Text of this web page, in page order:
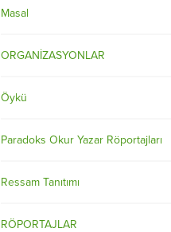
Masal
ORGANİZASYONLAR
Öykü
Paradoks Okur Yazar Röportajları
Ressam Tanıtımı
RÖPORTAJLAR